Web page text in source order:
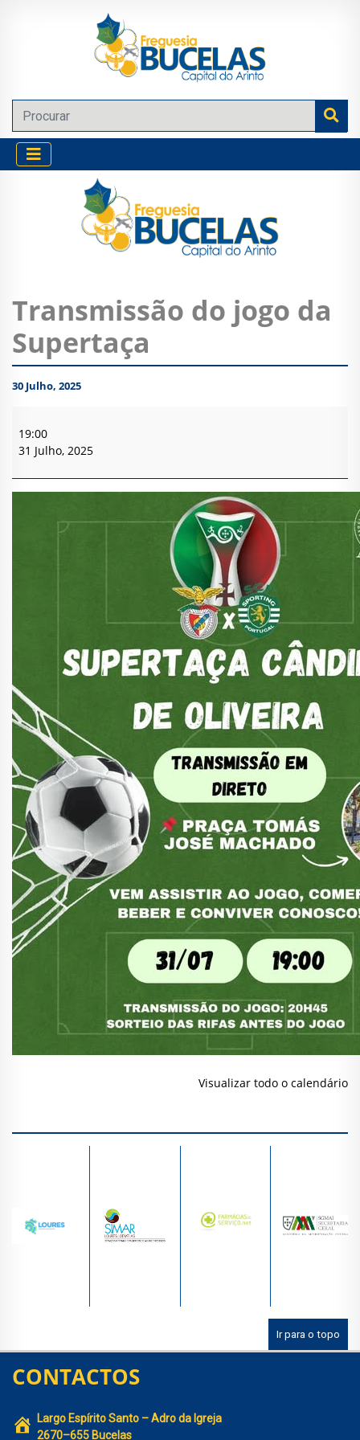
Transmissão do jogo da
Supertaça
30 Julho, 2025
do
jogo
Supertaça
19:00
31 Julho, 2025
Visualizar todo o calendário
Ir para o topo
CONTACTOS
Largo Espírito Santo – Adro da Igreja
2670–655 Bucelas